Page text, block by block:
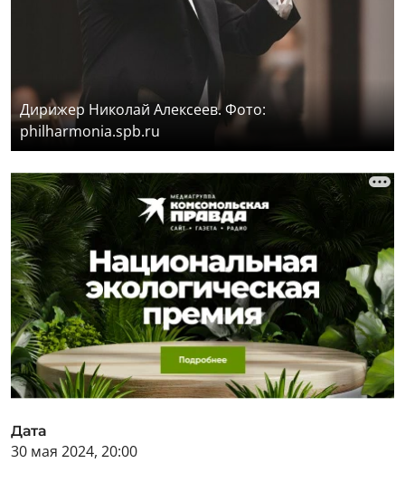
Дирижер Николай Алексеев. Фото:
philharmonia.spb.ru
Дата
30 мая 2024, 20:00